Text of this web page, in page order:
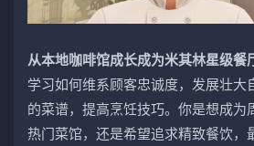
从本地咖啡馆成长成为米其林星级餐
学习如何维系顾客忠诚度，发展壮大
的菜谱，提高烹饪技巧。你是想成为
热门菜馆，还是希望追求精致餐饮，